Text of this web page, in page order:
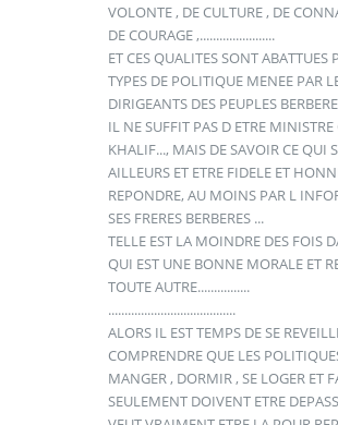
VOLONTE , DE CULTURE , DE
DE COURAGE ,.......................
ET CES QUALITES SONT ABATTUES
TYPES DE POLITIQUE MENEE PAR
DIRIGEANTS DES PEUPLES
IL NE SUFFIT PAS D ETRE
KHALIF..., MAIS DE SAVOIR CE QUI
AILLEURS ET ETRE FIDELE ET
REPONDRE, AU MOINS PAR L
SES FRERES BERBERES ...
TELLE EST LA MOINDRE DES FOIS
QUI EST UNE BONNE MORALE ET
TOUTE AUTRE................
.......................................
ALORS IL EST TEMPS DE SE
COMPRENDRE QUE LES
MANGER , DORMIR , SE LOGER ET
SEULEMENT DOIVENT ETRE